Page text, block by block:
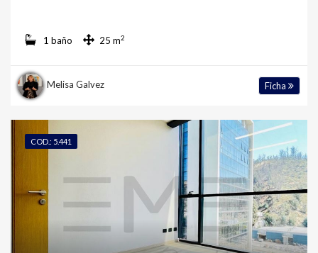
1 baño 25 m2
Melisa Galvez Ficha
COD.: 5.441